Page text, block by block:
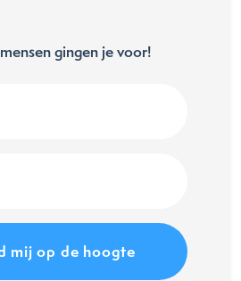
mensen gingen je voor!